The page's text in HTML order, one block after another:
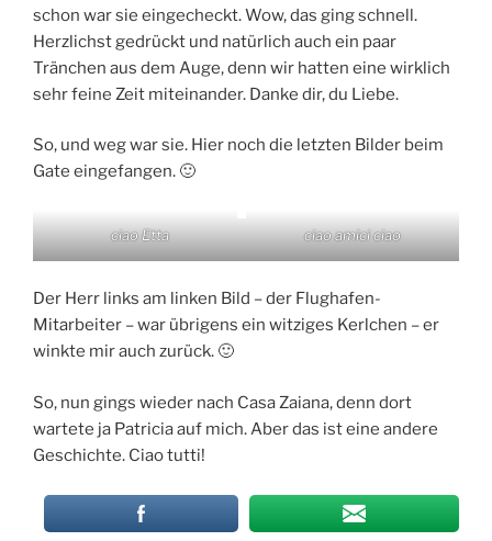
schon war sie eingecheckt. Wow, das ging schnell.
Herzlichst gedrückt und natürlich auch ein paar
Tränchen aus dem Auge, denn wir hatten eine wirklich
sehr feine Zeit miteinander. Danke dir, du Liebe.
So, und weg war sie. Hier noch die letzten Bilder beim
Gate eingefangen. 🙂
ciao Etta ciao amici ciao
Der Herr links am linken Bild – der Flughafen-
Mitarbeiter – war übrigens ein witziges Kerlchen – er
winkte mir auch zurück. 🙂
So, nun gings wieder nach Casa Zaiana, denn dort
wartete ja Patricia auf mich. Aber das ist eine andere
Geschichte. Ciao tutti!